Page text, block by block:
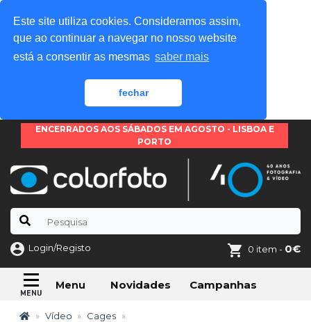
Este site utiliza cookies. Consideramos assim,
que ao continuar a navegar no nosso website
está a consentir as mesmas saber mais
fechar
ENCERRADOS AOS SÁBADOS EM AGOSTO - LISBOA E
PORTO
Login/Registo 0 item - 0€
Menu Novidades Campanhas
Vídeo Cages